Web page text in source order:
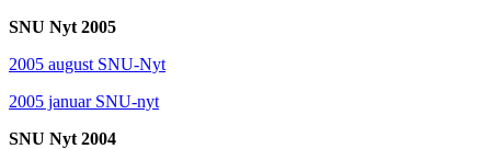
SNU Nyt 2005
2005 august SNU-Nyt
2005 januar SNU-nyt
SNU Nyt 2004